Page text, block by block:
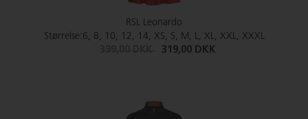
RSL Leonardo
Størrelse:6, 8, 10, 12, 14, XS, S, M, L, XL, XXL, XXXL
319,00 DKK